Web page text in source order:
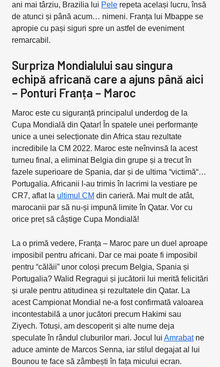
ani mai târziu, Brazilia lui Pele repeta același lucru, însă
de atunci și până acum… nimeni. Franța lui Mbappe se
apropie cu pași siguri spre un astfel de eveniment
remarcabil.
Surpriza Mondialului sau singura
echipă africană care a ajuns până aici
– Ponturi Franța – Maroc
Maroc este cu siguranță principalul underdog de la
Cupa Mondială din Qatar! În spatele unei performanțe
unice a unei selecționate din Africa stau rezultate
incredibile la CM 2022. Maroc este neînvinsă la acest
turneu final, a eliminat Belgia din grupe și a trecut în
fazele superioare de Spania, dar și de ultima “victimă“…
Portugalia. Africanii l-au trimis în lacrimi la vestiare pe
CR7, aflat la ultimul CM din carieră. Mai mult de atât,
marocanii par să nu-și impună limite în Qatar. Vor cu
orice preț să câștige Cupa Mondială!
La o primă vedere, Franța – Maroc pare un duel aproape
imposibil pentru africani. Dar ce mai poate fi imposibil
pentru “călăii” unor coloși precum Belgia, Spania și
Portugalia? Walid Regragui și jucătorii lui merită felicitări
și urale pentru atitudinea și rezultatele din Qatar. La
acest Campionat Mondial ne-a fost confirmată valoarea
incontestabilă a unor jucători precum Hakimi sau
Ziyech. Totuși, am descoperit și alte nume deja
speculate în rândul cluburilor mari. Jocul lui Amrabatne
aduce aminte de Marcos Senna, iar stilul degajat al lui
Bounou te face să zâmbești în fața micului ecran.